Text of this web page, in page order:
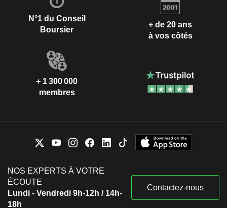
N°1 du Conseil
Boursier
+ de 20 ans
à vos côtés
+ 1 300 000
membres
NOS EXPERTS À VOTRE
ÉCOUTE
Lundi - Vendredi 9h-12h / 14h-
18h
Contactez-nous